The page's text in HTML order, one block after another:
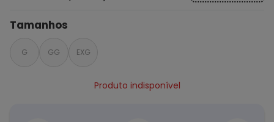
Tamanhos
G GG EXG
Produto indisponível